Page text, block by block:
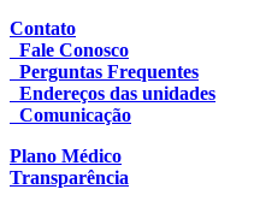
Contato
Fale Conosco
Perguntas Frequentes
Endereços das unidades
Comunicação
Plano Médico
Transparência